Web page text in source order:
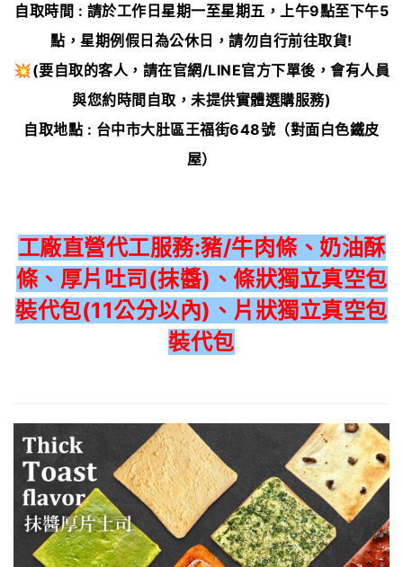
自取時間 : 請於工作日星期一至星期五，上午9點至下午5
點，星期例假日為公休日，請勿自行前往取貨!
💥(要自取的客人，請在官網/LINE官方下單後，會有人員
與您約時間自取，未提供實體選購服務)
自取地點 : 台中市大肚區王福街648號（對面白色鐵皮
屋）
工廠直營代工服務:豬/牛肉條、奶油酥
條、厚片吐司(抹醬)、條狀獨立真空包
裝代包(11公分以內)、片狀獨立真空包
裝代包